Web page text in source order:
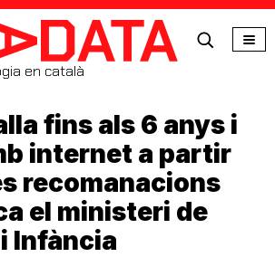
en català
fins als 6 anys i
internet a partir
recomanacions
el ministeri de
Infància